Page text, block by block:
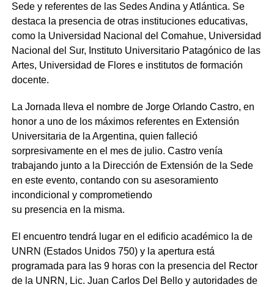
Sede y referentes de las Sedes Andina y Atlántica. Se
destaca la presencia de otras instituciones educativas,
como la Universidad Nacional del Comahue, Universidad
Nacional del Sur, Instituto Universitario Patagónico de las
Artes, Universidad de Flores e institutos de formación
docente.
La Jornada lleva el nombre de Jorge Orlando Castro, en
honor a uno de los máximos referentes en Extensión
Universitaria de la Argentina, quien falleció
sorpresivamente en el mes de julio. Castro venía
trabajando junto a la Dirección de Extensión de la Sede
en este evento, contando con su asesoramiento
incondicional y comprometiendo
su presencia en la misma.
El encuentro tendrá lugar en el edificio académico la de
UNRN (Estados Unidos 750) y la apertura está
programada para las 9 horas con la presencia del Rector
de la UNRN, Lic. Juan Carlos Del Bello y autoridades de